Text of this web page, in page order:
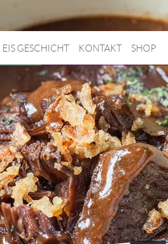
EIS GESCHICHT KONTAKT SHOP